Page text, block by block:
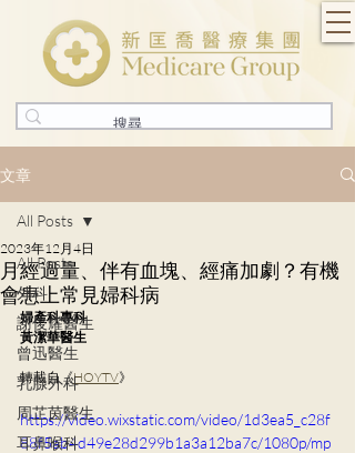
文章
All Posts
外科
謝俊耀醫生
曾迅醫生
乳腺外科
周芷茵醫生
耳鼻喉科
All Posts
月經過量、伴有血塊、經痛加劇？有機
會患上常見婦科病
2023年12月4日
婦產科專科
黃潔華醫生
轉載自《HOYTV》
https://video.wixstatic.com/video/1d3ea5_c28f
88f5ab4d49e28d299b1a3a12ba7c/1080p/mp